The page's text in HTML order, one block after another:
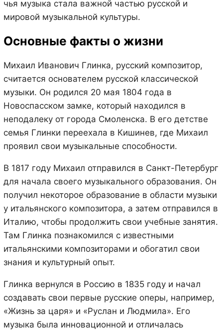
чья музыка стала важной частью русской и
мировой музыкальной культуры.
Основные факты о жизни
Михаил Иванович Глинка, русский композитор,
считается основателем русской классической
музыки. Он родился 20 мая 1804 года в
Новоспасском замке, который находился в
неподалеку от города Смоленска. В его детстве
семья Глинки переехала в Кишинев, где Михаил
проявил свои музыкальные способности.
В 1817 году Михаил отправился в Санкт-Петербург
для начала своего музыкального образования. Он
получил некоторое образование в области музыки
у итальянского композитора, а затем отправился в
Италию, чтобы продолжить свои учебные занятия.
Там Глинка познакомился с известными
итальянскими композиторами и обогатил свои
знания и культурный опыт.
Глинка вернулся в Россию в 1835 году и начал
создавать свои первые русские оперы, например,
«Жизнь за царя» и «Руслан и Людмила». Его
музыка была инновационной и отличалась